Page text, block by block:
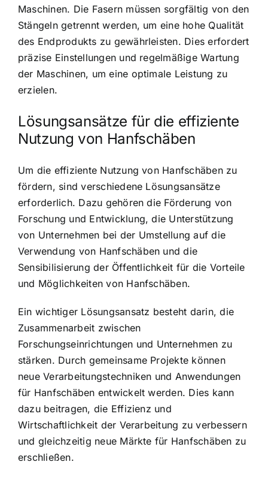
Maschinen. Die Fasern müssen sorgfältig von den
Stängeln getrennt werden, um eine hohe Qualität
des Endprodukts zu gewährleisten. Dies erfordert
präzise Einstellungen und regelmäßige Wartung
der Maschinen, um eine optimale Leistung zu
erzielen.
Lösungsansätze für die effiziente
Nutzung von Hanfschäben
Um die effiziente Nutzung von Hanfschäben zu
fördern, sind verschiedene Lösungsansätze
erforderlich. Dazu gehören die Förderung von
Forschung und Entwicklung, die Unterstützung
von Unternehmen bei der Umstellung auf die
Verwendung von Hanfschäben und die
Sensibilisierung der Öffentlichkeit für die Vorteile
und Möglichkeiten von Hanfschäben.
Ein wichtiger Lösungsansatz besteht darin, die
Zusammenarbeit zwischen
Forschungseinrichtungen und Unternehmen zu
stärken. Durch gemeinsame Projekte können
neue Verarbeitungstechniken und Anwendungen
für Hanfschäben entwickelt werden. Dies kann
dazu beitragen, die Effizienz und
Wirtschaftlichkeit der Verarbeitung zu verbessern
und gleichzeitig neue Märkte für Hanfschäben zu
erschließen.